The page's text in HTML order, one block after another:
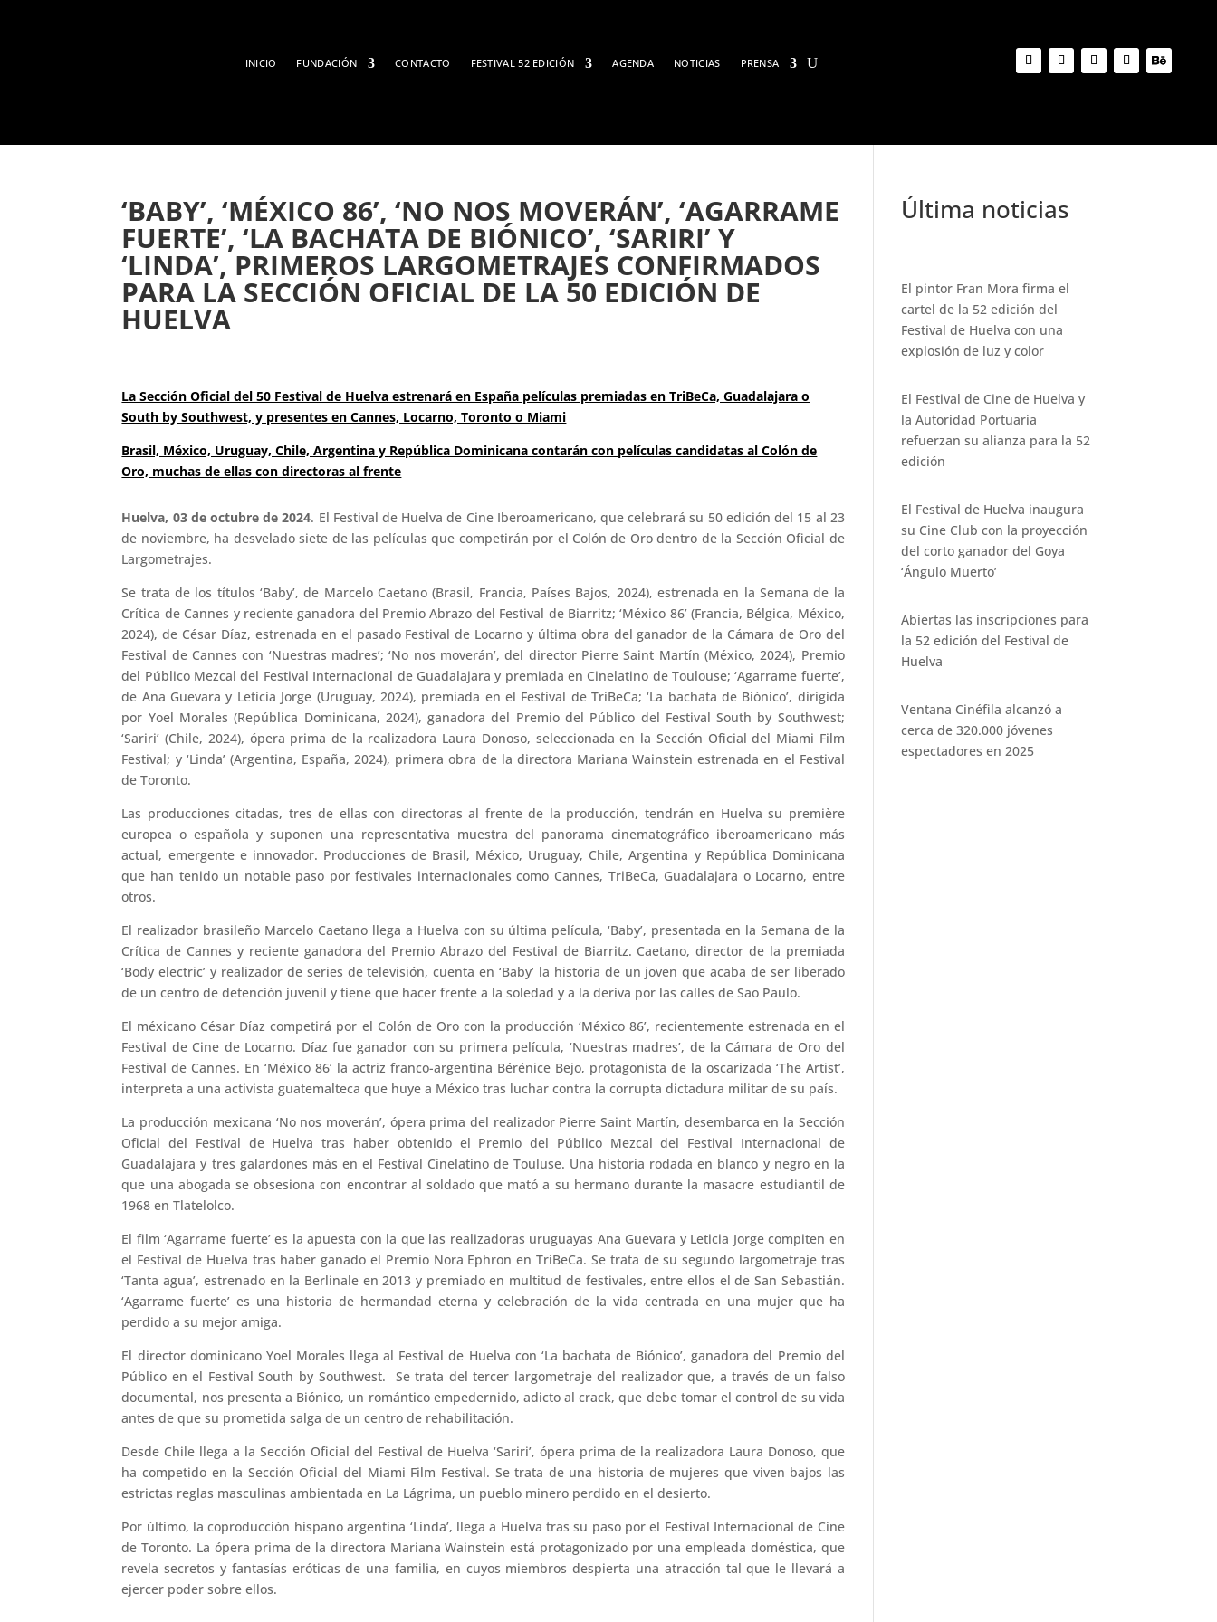
INICIO FUNDACIÓN CONTACTO FESTIVAL 52 EDICIÓN AGENDA NOTICIAS PRENSA
‘BABY’, ‘MÉXICO 86’, ‘NO NOS MOVERÁN’, ‘AGARRAME
FUERTE’, ‘LA BACHATA DE BIÓNICO’, ‘SARIRI’ Y
‘LINDA’, PRIMEROS LARGOMETRAJES CONFIRMADOS
PARA LA SECCIÓN OFICIAL DE LA 50 EDICIÓN DE
HUELVA
La Sección Oficial del 50 Festival de Huelva estrenará en España películas premiadas en TriBeCa, Guadalajara o
South by Southwest, y presentes en Cannes, Locarno, Toronto o Miami
Brasil, México, Uruguay, Chile, Argentina y República Dominicana contarán con películas candidatas al Colón de
Oro, muchas de ellas con directoras al frente
Huelva, 03 de octubre de 2024. El Festival de Huelva de Cine Iberoamericano, que celebrará su 50 edición del 15 al 23
de noviembre, ha desvelado siete de las películas que competirán por el Colón de Oro dentro de la Sección Oficial de
Largometrajes.
Se trata de los títulos ‘Baby’, de Marcelo Caetano (Brasil, Francia, Países Bajos, 2024), estrenada en la Semana de la
Crítica de Cannes y reciente ganadora del Premio Abrazo del Festival de Biarritz; ‘México 86’ (Francia, Bélgica, México,
2024), de César Díaz, estrenada en el pasado Festival de Locarno y última obra del ganador de la Cámara de Oro del
Festival de Cannes con ‘Nuestras madres’; ‘No nos moverán’, del director Pierre Saint Martín (México, 2024), Premio
del Público Mezcal del Festival Internacional de Guadalajara y premiada en Cinelatino de Toulouse; ‘Agarrame fuerte’,
de Ana Guevara y Leticia Jorge (Uruguay, 2024), premiada en el Festival de TriBeCa; ‘La bachata de Biónico’, dirigida
por Yoel Morales (República Dominicana, 2024), ganadora del Premio del Público del Festival South by Southwest;
‘Sariri’ (Chile, 2024), ópera prima de la realizadora Laura Donoso, seleccionada en la Sección Oficial del Miami Film
Festival; y ‘Linda’ (Argentina, España, 2024), primera obra de la directora Mariana Wainstein estrenada en el Festival
de Toronto.
Las producciones citadas, tres de ellas con directoras al frente de la producción, tendrán en Huelva su première
europea o española y suponen una representativa muestra del panorama cinematográfico iberoamericano más
actual, emergente e innovador. Producciones de Brasil, México, Uruguay, Chile, Argentina y República Dominicana
que han tenido un notable paso por festivales internacionales como Cannes, TriBeCa, Guadalajara o Locarno, entre
otros.
El realizador brasileño Marcelo Caetano llega a Huelva con su última película, ‘Baby’, presentada en la Semana de la
Crítica de Cannes y reciente ganadora del Premio Abrazo del Festival de Biarritz. Caetano, director de la premiada
‘Body electric’ y realizador de series de televisión, cuenta en ‘Baby’ la historia de un joven que acaba de ser liberado
de un centro de detención juvenil y tiene que hacer frente a la soledad y a la deriva por las calles de Sao Paulo.
El méxicano César Díaz competirá por el Colón de Oro con la producción ‘México 86’, recientemente estrenada en el
Festival de Cine de Locarno. Díaz fue ganador con su primera película, ‘Nuestras madres’, de la Cámara de Oro del
Festival de Cannes. En ‘México 86’ la actriz franco-argentina Bérénice Bejo, protagonista de la oscarizada ‘The Artist’,
interpreta a una activista guatemalteca que huye a México tras luchar contra la corrupta dictadura militar de su país.
La producción mexicana ‘No nos moverán’, ópera prima del realizador Pierre Saint Martín, desembarca en la Sección
Oficial del Festival de Huelva tras haber obtenido el Premio del Público Mezcal del Festival Internacional de
Guadalajara y tres galardones más en el Festival Cinelatino de Touluse. Una historia rodada en blanco y negro en la
que una abogada se obsesiona con encontrar al soldado que mató a su hermano durante la masacre estudiantil de
1968 en Tlatelolco.
El film ‘Agarrame fuerte’ es la apuesta con la que las realizadoras uruguayas Ana Guevara y Leticia Jorge compiten en
el Festival de Huelva tras haber ganado el Premio Nora Ephron en TriBeCa. Se trata de su segundo largometraje tras
‘Tanta agua’, estrenado en la Berlinale en 2013 y premiado en multitud de festivales, entre ellos el de San Sebastián.
‘Agarrame fuerte’ es una historia de hermandad eterna y celebración de la vida centrada en una mujer que ha
perdido a su mejor amiga.
El director dominicano Yoel Morales llega al Festival de Huelva con ‘La bachata de Biónico’, ganadora del Premio del
Público en el Festival South by Southwest. Se trata del tercer largometraje del realizador que, a través de un falso
documental, nos presenta a Biónico, un romántico empedernido, adicto al crack, que debe tomar el control de su vida
antes de que su prometida salga de un centro de rehabilitación.
Desde Chile llega a la Sección Oficial del Festival de Huelva ‘Sariri’, ópera prima de la realizadora Laura Donoso, que
ha competido en la Sección Oficial del Miami Film Festival. Se trata de una historia de mujeres que viven bajos las
estrictas reglas masculinas ambientada en La Lágrima, un pueblo minero perdido en el desierto.
Por último, la coproducción hispano argentina ‘Linda’, llega a Huelva tras su paso por el Festival Internacional de Cine
de Toronto. La ópera prima de la directora Mariana Wainstein está protagonizado por una empleada doméstica, que
revela secretos y fantasías eróticas de una familia, en cuyos miembros despierta una atracción tal que le llevará a
ejercer poder sobre ellos.
Última noticias
El pintor Fran Mora firma el
cartel de la 52 edición del
Festival de Huelva con una
explosión de luz y color
El Festival de Cine de Huelva y
la Autoridad Portuaria
refuerzan su alianza para la 52
edición
El Festival de Huelva inaugura
su Cine Club con la proyección
del corto ganador del Goya
‘Ángulo Muerto’
Abiertas las inscripciones para
la 52 edición del Festival de
Huelva
Ventana Cinéfila alcanzó a
cerca de 320.000 jóvenes
espectadores en 2025